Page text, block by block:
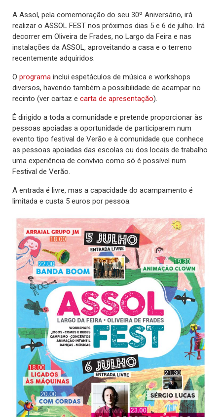
A Assol, pela comemoração do seu 30º Aniversário, irá
realizar o ASSOL FEST nos próximos dias 5 e 6 de julho. Irá
decorrer em Oliveira de Frades, no Largo da Feira e nas
instalações da ASSOL, aproveitando a casa e o terreno
recentemente adquiridos.
O programa inclui espetáculos de música e workshops
diversos, havendo também a possibilidade de acampar no
recinto (ver cartaz e carta de apresentação).
É dirigido a toda a comunidade e pretende proporcionar às
pessoas apoiadas a oportunidade de participarem num
evento tipo festival de Verão e à comunidade que conhece
as pessoas apoiadas das escolas ou dos locais de trabalho
uma experiência de convívio como só é possível num
Festival de Verão.
A entrada é livre, mas a capacidade do acampamento é
limitada e custa 5 euros por pessoa.